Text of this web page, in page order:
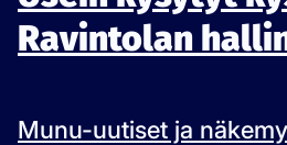
Ravintolan
Munu-uutiset ja